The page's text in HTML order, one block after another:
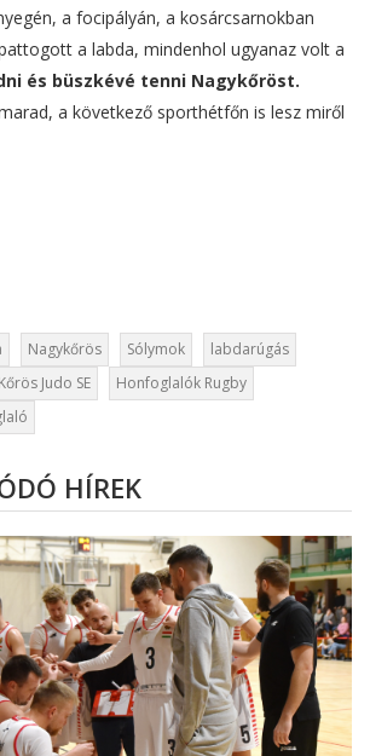
a focipályán, a kosárcsarnokban
a labda, mindenhol ugyanaz volt a
és büszkévé tenni Nagykőröst.
a következő sporthétfőn is lesz miről
Nagykőrös Sólymok
labdarúgás
Kőrös Judo SE
Honfoglalók Rugby
HÍREK